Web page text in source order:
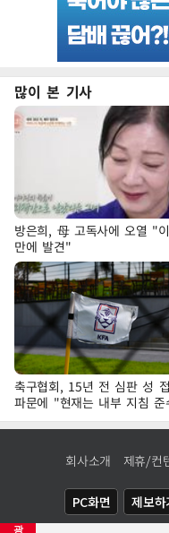
광
많이 본 기사
방은희, 母 고독사에 오열 "
만에 발견"
축구협회, 15년 전 심판 성
파문에 "현재는 내부 지침
회사소개 제휴/컨
PC화면 제보하